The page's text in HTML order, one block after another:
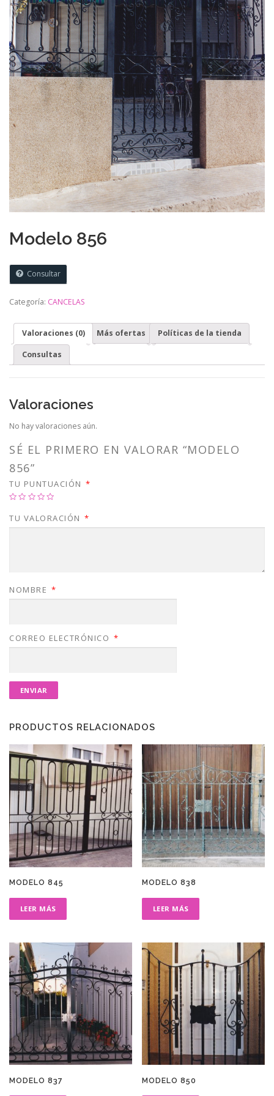
Modelo 856
Consultar
Categoría: CANCELAS
Valoraciones (0) Más ofertas Políticas de la tienda
Consultas
Valoraciones
No hay valoraciones aún.
SÉ EL PRIMERO EN VALORAR “MODELO
856”
TU PUNTUACIÓN *
TU VALORACIÓN *
NOMBRE *
CORREO ELECTRÓNICO *
PRODUCTOS RELACIONADOS
MODELO 845
LEER MÁS
MODELO 838
LEER MÁS
MODELO 837 MODELO 850